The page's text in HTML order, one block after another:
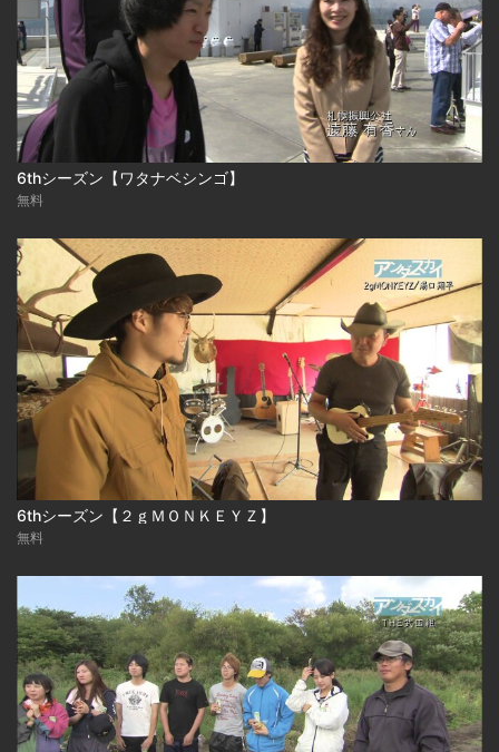
6thシーズン【ワタナベシンゴ】
無料
6thシーズン【２ｇＭＯＮＫＥＹＺ】
無料